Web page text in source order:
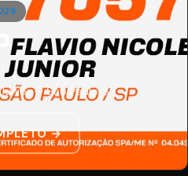
— São Paulo/SP
→